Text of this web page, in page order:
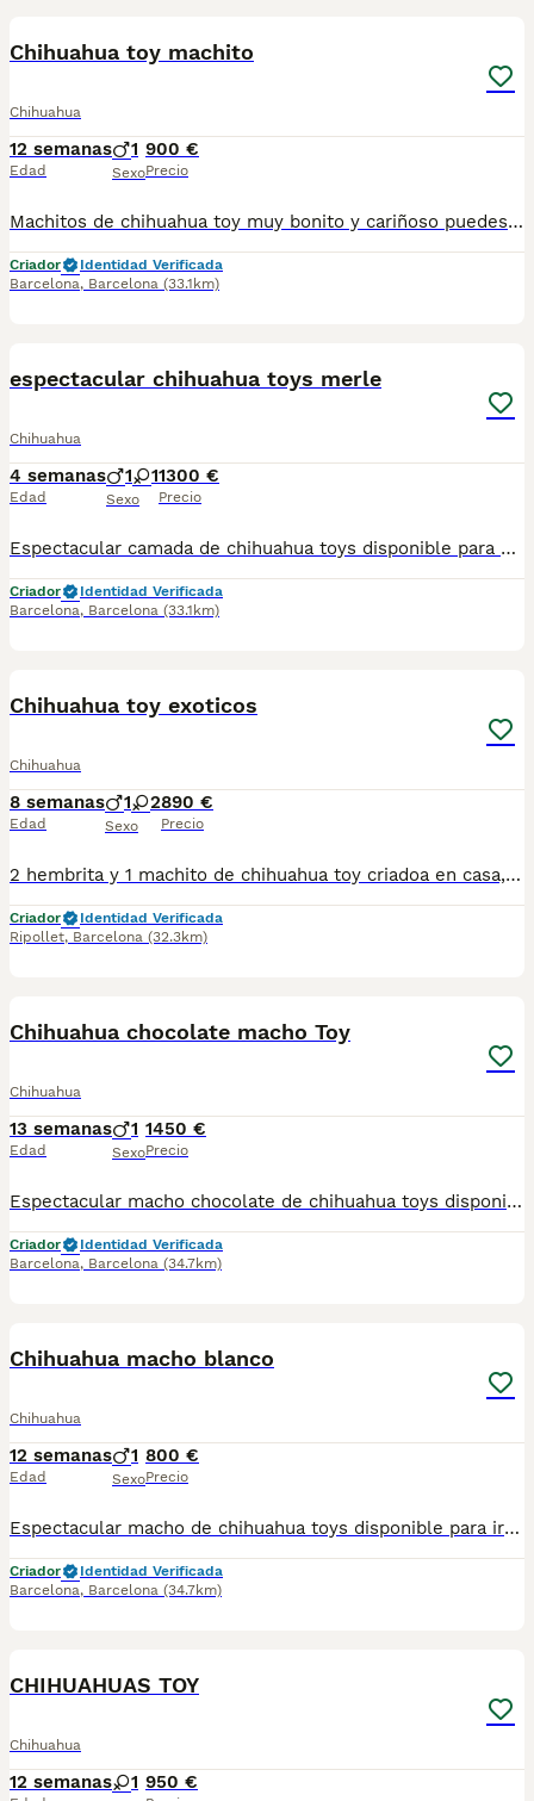
Chihuahua toy machito
Chihuahua
12 semanas
Edad
1
Sexo
900 €
Precio
Machitos de chihuahua toy muy bonito y cariñoso puedes venir y verás a los padres aquí, todos los entregamos vacunados desparasitados y cartilla sanitaria precio real escríbenos al WhatsApp 617885222
Criador
Identidad Verificada
Barcelona, Barcelona (33.1km)
espectacular chihuahua toys merle
Chihuahua
4 semanas
Edad
1 1
Sexo
1300 €
Precio
Espectacular camada de chihuahua toys disponible para septiembre se entrega con su vacuna y desparacitado y su cartilla correspondiente a su edad y con contrato de garantía víricas y congénitas de
Criador
Identidad Verificada
Barcelona, Barcelona (33.1km)
Chihuahua toy exoticos
Chihuahua
8 semanas
Edad
1 2
Sexo
890 €
Precio
2 hembrita y 1 machito de chihuahua toy criadoa en casa, padres linea exitica en lilak y sable. Morfologia muy bonita. Mas informacion porwatsap al 630714585
Criador
Identidad Verificada
Ripollet, Barcelona (32.3km)
Chihuahua chocolate macho Toy
Chihuahua
13 semanas
Edad
1
Sexo
1450 €
Precio
Espectacular macho chocolate de chihuahua toys disponible para ir a su nuevo hogar se entrega con su vacuna y desparacitado y su cartilla correspondiente a su edad y con contrato de garantía víricas y congénitas
Criador
Identidad Verificada
Barcelona, Barcelona (34.7km)
Chihuahua macho blanco
Chihuahua
12 semanas
Edad
1
Sexo
800 €
Precio
Espectacular macho de chihuahua toys disponible para ir a su nuevo hogar se entrega con su vacuna y desparacitado y su cartilla correspondiente a su edad
Criador
Identidad Verificada
Barcelona, Barcelona (34.7km)
CHIHUAHUAS TOY
Chihuahua
12 semanas 1 950 €